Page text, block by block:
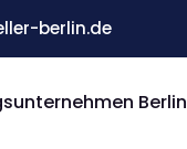
berlin.de
Berlin